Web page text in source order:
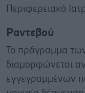
Περιφερειακό
Ραντεβού
Το πρόγραμμα
διαμορφώνεται
εγγεγραμμένων